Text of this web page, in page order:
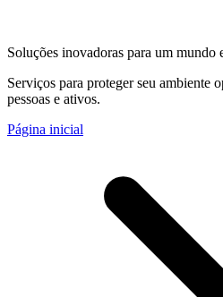
Soluções inovadoras para um mundo
Serviços para proteger seu ambiente
pessoas e ativos.
Página inicial